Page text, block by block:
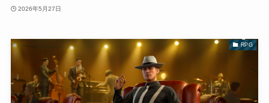
2026年5月27日
RPG